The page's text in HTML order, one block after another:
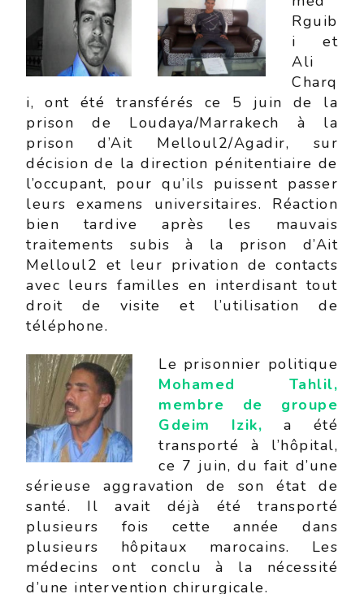
Rguib
i et
Ali
Charq
i, ont été transférés ce 5 juin de la
prison de Loudaya/Marrakech à la
prison d’Ait Melloul2/Agadir, sur
décision de la direction pénitentiaire de
l’occupant, pour qu’ils puissent passer
leurs examens universitaires. Réaction
bien tardive après les mauvais
traitements subis à la prison d’Ait
Melloul2 et leur privation de contacts
avec leurs familles en interdisant tout
droit de visite et l’utilisation de
téléphone.
Le prisonnier politique
Mohamed Tahlil,
membre de groupe
Gdeim Izik, a été
transporté à l’hôpital,
ce 7 juin, du fait d’une
sérieuse aggravation de son état de
santé. Il avait déjà été transporté
plusieurs fois cette année dans
plusieurs hôpitaux marocains. Les
médecins ont conclu à la nécessité
d’une intervention chirurgicale.